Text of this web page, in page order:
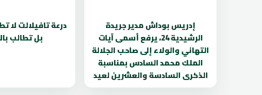
إدريس بوداش مدير جريدة
الرشيدية 24، يرفع أسمى آيات
التهاني والولاء إلى صاحب الجلالة
الملك محمد السادس بمناسبة
الذكرى السادسة والعشرين لعيد
درعة تافيلالت لا
بل تطالب